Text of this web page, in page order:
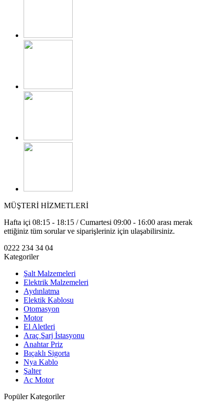
MÜŞTERİ HİZMETLERİ
Hafta içi 08:15 - 18:15 / Cumartesi 09:00 - 16:00 arası merak
ettiğiniz tüm sorular ve siparişleriniz için ulaşabilirsiniz.
0222 234 34 04
Kategoriler
Şalt Malzemeleri
Elektrik Malzemeleri
Aydınlatma
Elektik Kablosu
Otomasyon
Motor
El Aletleri
Araç Şarj İstasyonu
Anahtar Priz
Bıçaklı Sigorta
Nya Kablo
Şalter
Ac Motor
Popüler Kategoriler